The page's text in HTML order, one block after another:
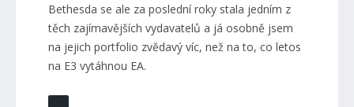
Bethesda se ale za poslední roky stala jedním z
těch zajímavějších vydavatelů a já osobně jsem
na jejich portfolio zvědavý víc, než na to, co letos
na E3 vytáhnou EA.